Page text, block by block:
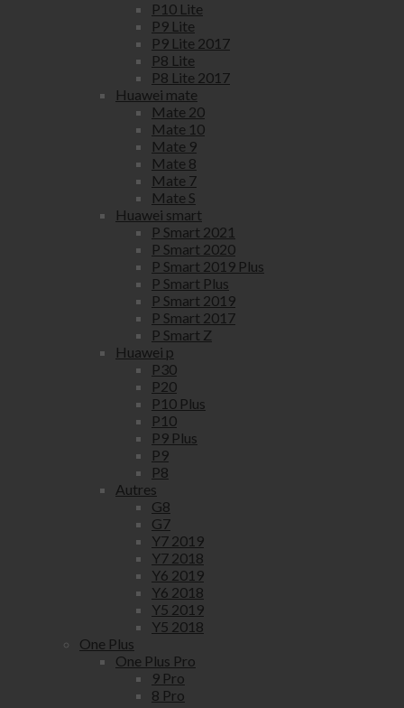
P10 Lite
P9 Lite
P9 Lite 2017
P8 Lite
P8 Lite 2017
Huawei mate
Mate 20
Mate 10
Mate 9
Mate 8
Mate 7
Mate S
Huawei smart
P Smart 2021
P Smart 2020
P Smart 2019 Plus
P Smart Plus
P Smart 2019
P Smart 2017
P Smart Z
Huawei p
P30
P20
P10 Plus
P10
P9 Plus
P9
P8
Autres
G8
G7
Y7 2019
Y7 2018
Y6 2019
Y6 2018
Y5 2019
Y5 2018
One Plus
One Plus Pro
9 Pro
8 Pro